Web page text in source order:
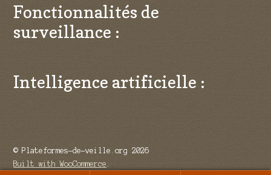
Fonctionnalités de
surveillance :
Intelligence artificielle :
© Plateformes-de-veille.org 2026
Built with WooCommerce